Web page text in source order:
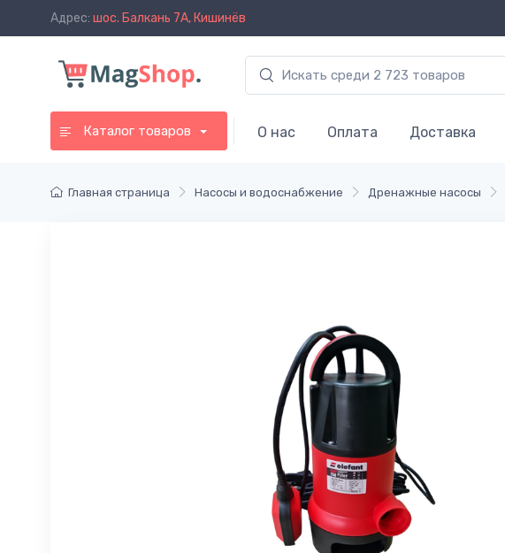
Адрес: шос. Балкань 7A, Кишинёв
Каталог товаров О нас Оплата Доставка
Главная страница Насосы и водоснабжение Дренажные насосы